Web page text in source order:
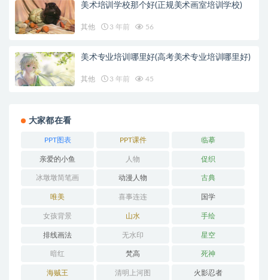
美术培训学校那个好(正规美术画室培训学校)
其他 3 年前 56
美术专业培训哪里好(高考美术专业培训哪里好)
其他 3 年前 45
大家都在看
PPT图表 PPT课件 临摹
亲爱的小鱼 人物 促织
冰墩墩简笔画 动漫人物 古典
唯美 喜事连连 国学
女孩背景 山水 手绘
排线画法 无水印 星空
暗红 梵高 死神
海贼王 清明上河图 火影忍者